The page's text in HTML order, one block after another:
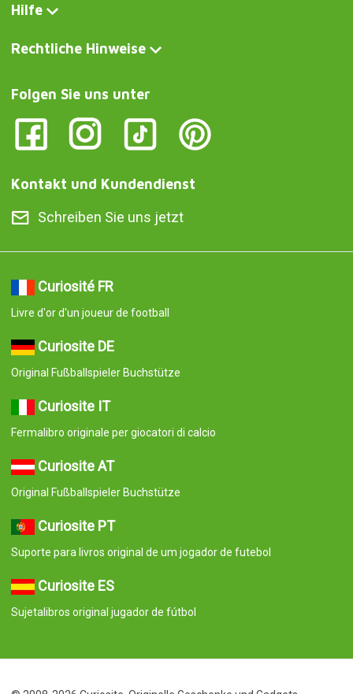
Hilfe
Rechtliche Hinweise
Folgen Sie uns unter
Kontakt und Kundendienst
Schreiben Sie uns jetzt
Curiosité FR
Livre d'or d'un joueur de football
Curiosite DE
Original Fußballspieler Buchstütze
Curiosite IT
Fermalibro originale per giocatori di calcio
Curiosite AT
Original Fußballspieler Buchstütze
Curiosite PT
Suporte para livros original de um jogador de futebol
Curiosite ES
Sujetalibros original jugador de fútbol